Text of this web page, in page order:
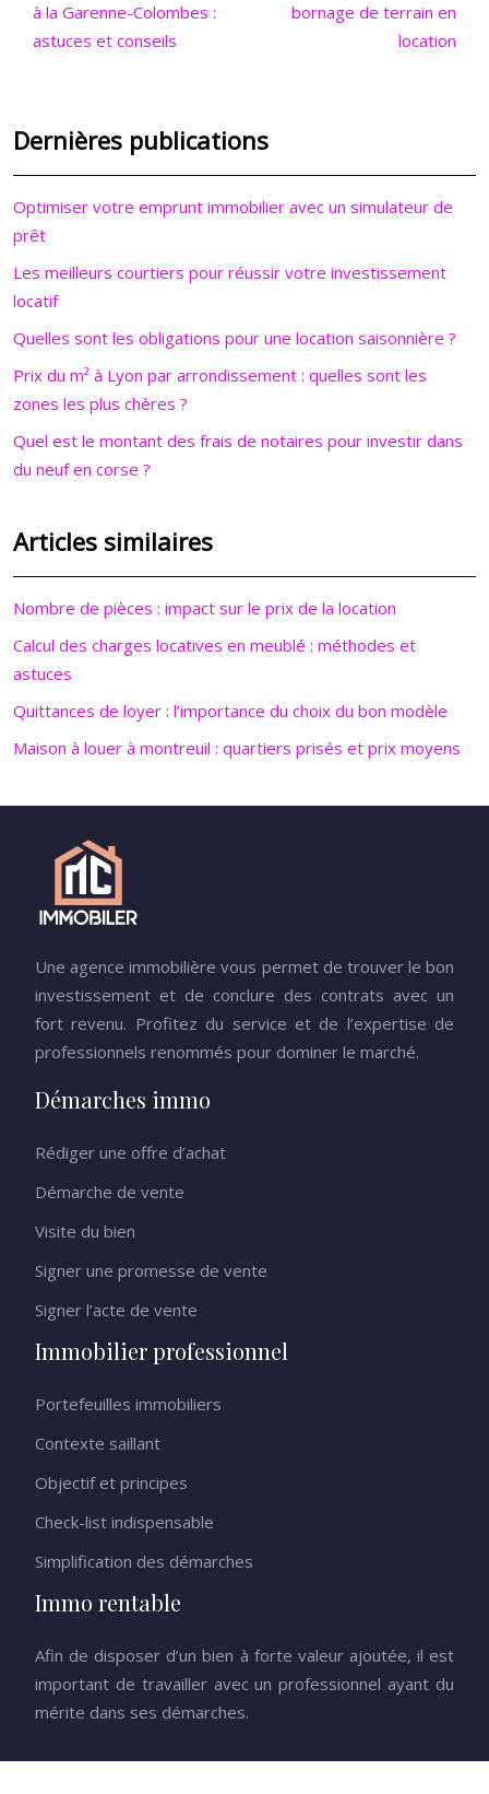
à la Garenne-Colombes :
astuces et conseils
bornage de terrain en
location
Dernières publications
Optimiser votre emprunt immobilier avec un simulateur de
prêt
Les meilleurs courtiers pour réussir votre investissement
locatif
Quelles sont les obligations pour une location saisonnière ?
Prix du m² à Lyon par arrondissement : quelles sont les
zones les plus chères ?
Quel est le montant des frais de notaires pour investir dans
du neuf en corse ?
Articles similaires
Nombre de pièces : impact sur le prix de la location
Calcul des charges locatives en meublé : méthodes et
astuces
Quittances de loyer : l’importance du choix du bon modèle
Maison à louer à montreuil : quartiers prisés et prix moyens
Une agence immobilière vous permet de trouver le bon
investissement et de conclure des contrats avec un
fort revenu. Profitez du service et de l’expertise de
professionnels renommés pour dominer le marché.
Démarches immo
Rédiger une offre d’achat
Démarche de vente
Visite du bien
Signer une promesse de vente
Signer l’acte de vente
Immobilier professionnel
Portefeuilles immobiliers
Contexte saillant
Objectif et principes
Check-list indispensable
Simplification des démarches
Immo rentable
Afin de disposer d’un bien à forte valeur ajoutée, il est
important de travailler avec un professionnel ayant du
mérite dans ses démarches.